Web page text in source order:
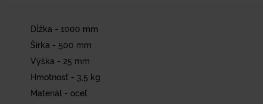
Dĺžka - 1000 mm
Šírka - 500 mm
Výška - 25 mm
Hmotnosť - 3,5 kg
Materiál - oceľ